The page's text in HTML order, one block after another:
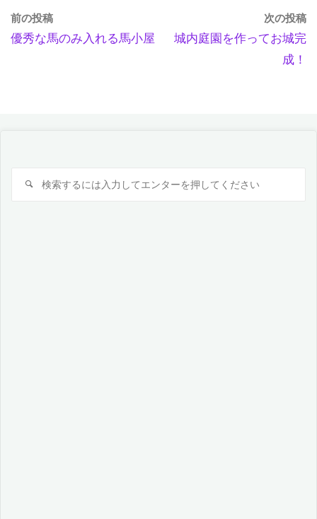
前の投稿
優秀な馬のみ入れる馬小屋
次の投稿
城内庭園を作ってお城完
成！
検